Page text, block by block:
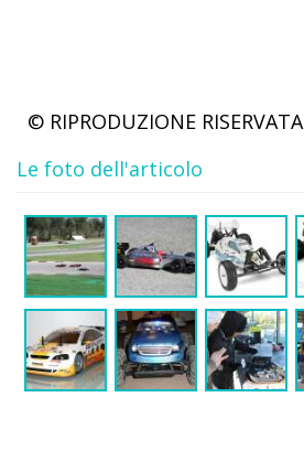
© RIPRODUZIONE RISERVATA
Le foto dell'articolo